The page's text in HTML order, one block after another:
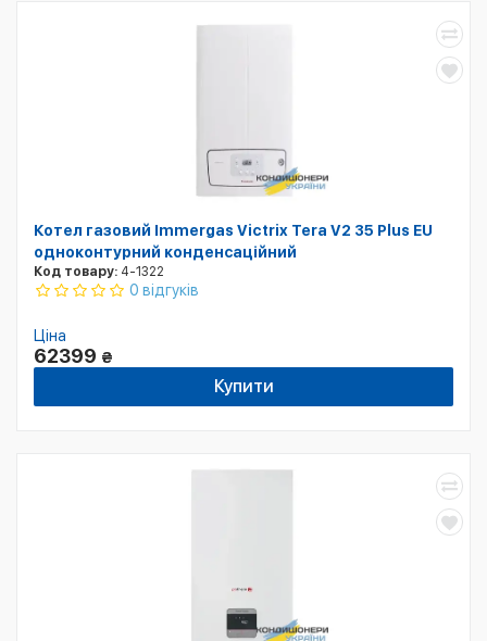
Котел газовий Immergas Victrix Tera V2 35 Plus EU
одноконтурний конденсаційний
Код товару: 4-1322
0 відгуків
Ціна
62399 ₴
Купити